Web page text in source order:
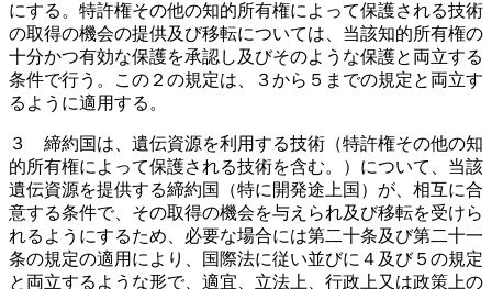
にする。特許権その他の知的所有権によって保護される技術
の取得の機会の提供及び移転については、当該知的所有権の
十分かつ有効な保護を承認し及びそのような保護と両立する
条件で行う。この２の規定は、３から５までの規定と両立す
るように適用する。
３ 締約国は、遺伝資源を利用する技術（特許権その他の知
的所有権によって保護される技術を含む。）について、当該
遺伝資源を提供する締約国（特に開発途上国）が、相互に合
意する条件で、その取得の機会を与えられ及び移転を受けら
れるようにするため、必要な場合には第二十条及び第二十一
条の規定の適用により、国際法に従い並びに４及び５の規定
と両立するような形で、適宜、立法上、行政上又は政策上の